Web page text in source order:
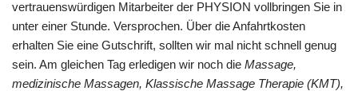
vertrauenswürdigen Mitarbeiter der PHYSION vollbringen Sie in
unter einer Stunde. Versprochen. Über die Anfahrtkosten
erhalten Sie eine Gutschrift, sollten wir mal nicht schnell genug
sein. Am gleichen Tag erledigen wir noch die Massage,
medizinische Massagen, Klassische Massage Therapie (KMT),